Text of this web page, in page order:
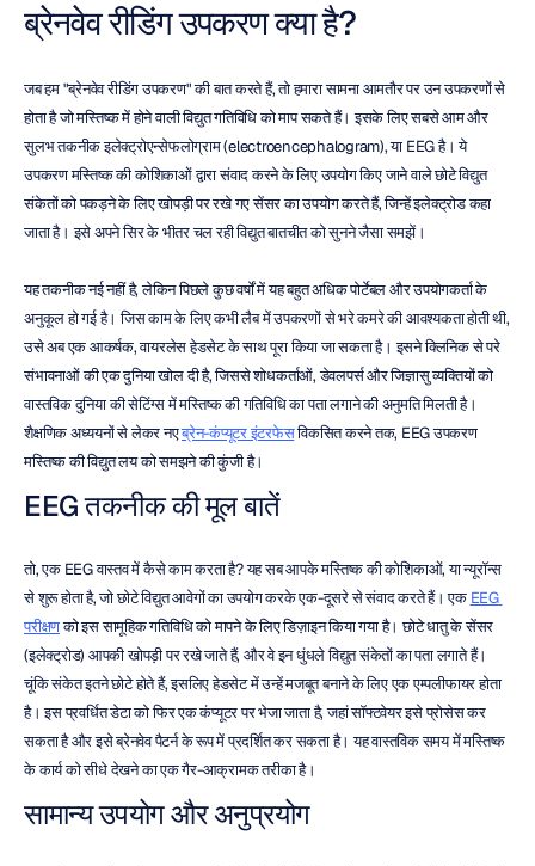
ब्रेनवेव रीडिंग उपकरण क्या है?
जब हम "ब्रेनवेव रीडिंग उपकरण" की बात करते हैं, तो हमारा सामना आमतौर पर उन उपकरणों से
होता है जो मस्तिष्क में होने वाली विद्युत गतिविधि को माप सकते हैं। इसके लिए सबसे आम और
सुलभ तकनीक इलेक्ट्रोएन्सेफलोग्राम (electroencephalogram), या EEG है। ये
उपकरण मस्तिष्क की कोशिकाओं द्वारा संवाद करने के लिए उपयोग किए जाने वाले छोटे विद्युत
संकेतों को पकड़ने के लिए खोपड़ी पर रखे गए सेंसर का उपयोग करते हैं, जिन्हें इलेक्ट्रोड कहा
जाता है। इसे अपने सिर के भीतर चल रही विद्युत बातचीत को सुनने जैसा समझें।
यह तकनीक नई नहीं है, लेकिन पिछले कुछ वर्षों में यह बहुत अधिक पोर्टेबल और उपयोगकर्ता के
अनुकूल हो गई है। जिस काम के लिए कभी लैब में उपकरणों से भरे कमरे की आवश्यकता होती थी,
उसे अब एक आकर्षक, वायरलेस हेडसेट के साथ पूरा किया जा सकता है। इसने क्लिनिक से परे
संभावनाओं की एक दुनिया खोल दी है, जिससे शोधकर्ताओं, डेवलपर्स और जिज्ञासु व्यक्तियों को
वास्तविक दुनिया की सेटिंग्स में मस्तिष्क की गतिविधि का पता लगाने की अनुमति मिलती है।
शैक्षणिक अध्ययनों से लेकर नए ब्रेन-कंप्यूटर इंटरफेस विकसित करने तक, EEG उपकरण
मस्तिष्क की विद्युत लय को समझने की कुंजी है।
EEG तकनीक की मूल बातें
तो, एक EEG वास्तव में कैसे काम करता है? यह सब आपके मस्तिष्क की कोशिकाओं, या न्यूरॉन्स
से शुरू होता है, जो छोटे विद्युत आवेगों का उपयोग करके एक-दूसरे से संवाद करते हैं। एक EEG
परीक्षण को इस सामूहिक गतिविधि को मापने के लिए डिज़ाइन किया गया है। छोटे धातु के सेंसर
(इलेक्ट्रोड) आपकी खोपड़ी पर रखे जाते हैं, और वे इन धुंधले विद्युत संकेतों का पता लगाते हैं।
चूंकि संकेत इतने छोटे होते हैं, इसलिए हेडसेट में उन्हें मजबूत बनाने के लिए एक एम्पलीफायर होता
है। इस प्रवर्धित डेटा को फिर एक कंप्यूटर पर भेजा जाता है, जहां सॉफ्टवेयर इसे प्रोसेस कर
सकता है और इसे ब्रेनवेव पैटर्न के रूप में प्रदर्शित कर सकता है। यह वास्तविक समय में मस्तिष्क
के कार्य को सीधे देखने का एक गैर-आक्रामक तरीका है।
सामान्य उपयोग और अनुप्रयोग